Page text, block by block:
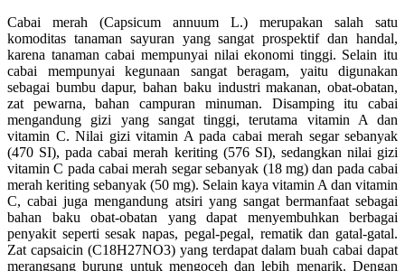
Cabai merah (Capsicum annuum L.) merupakan salah satu
komoditas tanaman sayuran yang sangat prospektif dan handal,
karena tanaman cabai mempunyai nilai ekonomi tinggi. Selain itu
cabai mempunyai kegunaan sangat beragam, yaitu digunakan
sebagai bumbu dapur, bahan baku industri makanan, obat-obatan,
zat pewarna, bahan campuran minuman. Disamping itu cabai
mengandung gizi yang sangat tinggi, terutama vitamin A dan
vitamin C. Nilai gizi vitamin A pada cabai merah segar sebanyak
(470 SI), pada cabai merah keriting (576 SI), sedangkan nilai gizi
vitamin C pada cabai merah segar sebanyak (18 mg) dan pada cabai
merah keriting sebanyak (50 mg). Selain kaya vitamin A dan vitamin
C, cabai juga mengandung atsiri yang sangat bermanfaat sebagai
bahan baku obat-obatan yang dapat menyembuhkan berbagai
penyakit seperti sesak napas, pegal-pegal, rematik dan gatal-gatal.
Zat capsaicin (C18H27NO3) yang terdapat dalam buah cabai dapat
merangsang burung untuk mengoceh dan lebih menarik. Dengan